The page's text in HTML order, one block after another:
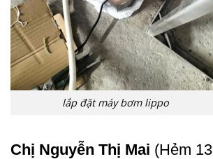
lắp đặt máy bơm lippo
Chị Nguyễn Thị Mai (Hẻm